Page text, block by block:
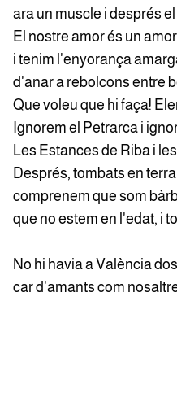
ara un muscle i després
El nostre amor és un
i tenim l'enyorança
d'anar a rebolcons entre
Que voleu que hi faça!
Ignorem el Petrarca i
Les Estances de Riba i
Després, tombats en
comprenem que som
que no estem en l'edat, i
No hi havia a València
car d'amants com